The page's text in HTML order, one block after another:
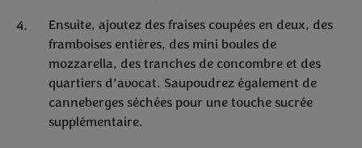
Ensuite, ajoutez des fraises coupées en deux, des
framboises entières, des mini boules de
mozzarella, des tranches de concombre et des
quartiers d’avocat. Saupoudrez également de
canneberges séchées pour une touche sucrée
supplémentaire.